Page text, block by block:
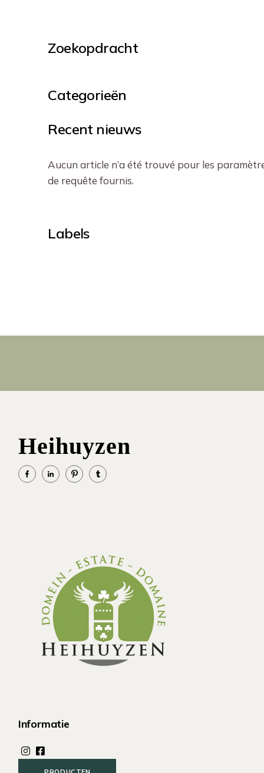
Zoekopdracht
Categorieën
Recent nieuws
Aucun article n’a été trouvé pour les
de requête fournis.
Labels
Heihuyzen
Informatie